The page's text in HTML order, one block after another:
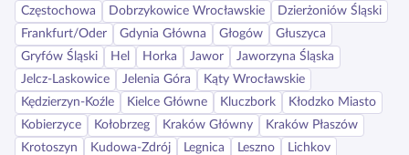
Częstochowa
Dobrzykowice Wrocławskie
Dzierżoniów Śląski
Frankfurt/Oder
Gdynia Główna Głogów
Głuszyca
Gryfów Śląski
Hel Horka Jawor
Jaworzyna Śląska
Jelcz-Laskowice
Jelenia Góra
Kąty Wrocławskie
Kędzierzyn-Koźle
Kielce Główne Kluczbork
Kłodzko Miasto
Kobierzyce
Kołobrzeg Kraków Główny
Kraków Płaszów
Krotoszyn
Kudowa-Zdrój Legnica Leszno
Lichkov